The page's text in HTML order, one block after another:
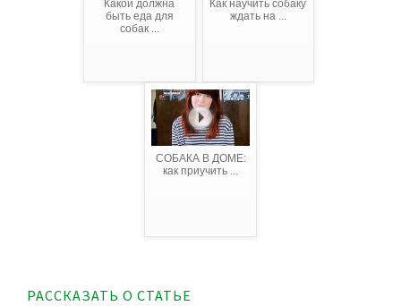
Какой должна
быть еда для
собак ...
Как научить собаку
ждать на ...
СОБАКА В ДОМЕ:
как приучить ...
РАССКАЗАТЬ О СТАТЬЕ